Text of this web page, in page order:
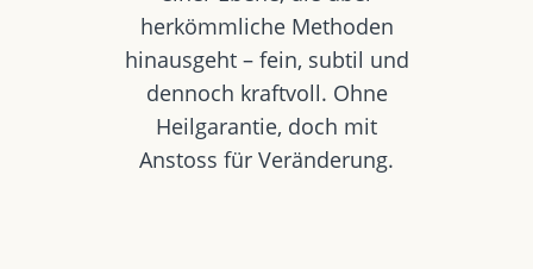
herkömmliche Methoden
hinausgeht – fein, subtil und
dennoch kraftvoll. Ohne
Heilgarantie, doch mit
Anstoss für Veränderung.